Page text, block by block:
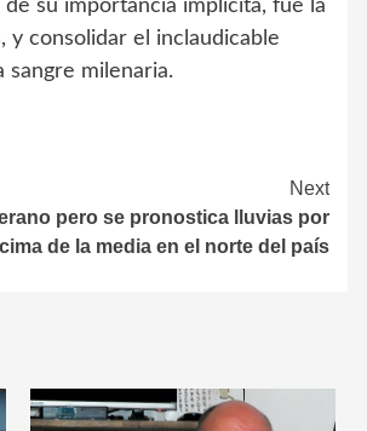
su importancia implícita, fue la
y consolidar el inclaudicable
sangre milenaria.
Next
pero se pronostica lluvias por
de la media en el norte del país